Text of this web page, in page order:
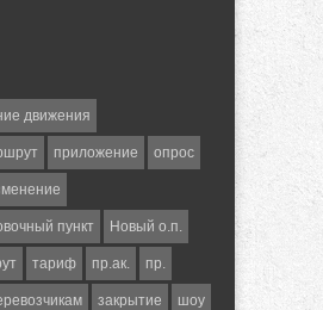
движения
приложение опрос
пункт Новый о.п.
тариф пр.ак. пр.
закрытие шоу